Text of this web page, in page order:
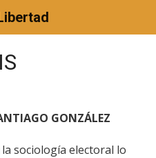
GONZÁLEZ
la sociología electoral lo